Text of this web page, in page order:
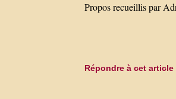
Propos recueillis par
Répondre à cet article